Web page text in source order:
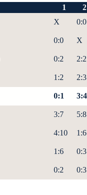
1
2
X 0:0
0:0 X
0:2 2:2
1:2 2:3
0:1 3:4
3:7 5:8
4:10 1:6
1:6 0:3
0:2 0:3